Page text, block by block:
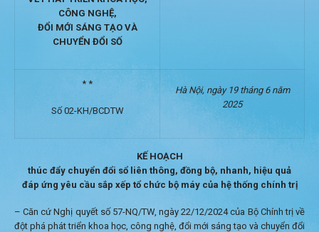
CÔNG NGHỆ,
ĐỔI MỚI SÁNG TẠO VÀ
CHUYỂN ĐỔI SỐ
* *
Số 02-KH/BCDTW
Hà Nội, ngày 19 tháng 6 năm
2025
KẾ HOẠCH
thúc đẩy chuyển đổi sổ liên thông, đồng bộ, nhanh, hiệu quả
đáp ứng yêu cầu sắp xếp tổ chức bộ máy của hệ thống chính trị
– Căn cứ Nghị quyết số 57-NQ/TW, ngày 22/12/2024 của Bộ Chính trị về
đột phá phát triển khoa học, công nghệ, đổi mới sáng tạo và chuyển đổi